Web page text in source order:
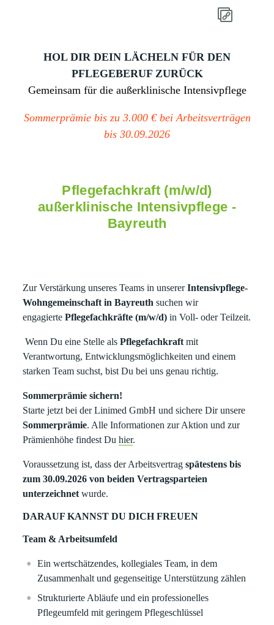
HOL DIR DEIN LÄCHELN FÜR DEN
PFLEGEBERUF ZURÜCK
Gemeinsam für die außerklinische Intensivpflege
Sommerprämie bis zu 3.000 € bei Arbeitsverträgen
bis 30.09.2026
Pflegefachkraft (m/w/d)
außerklinische Intensivpflege -
Bayreuth
Zur Verstärkung unseres Teams in unsererIntensivpflege-
Wohngemeinschaft in Bayreuth suchen wir
engagiertePflegefachkräfte (m/w/d) in Voll- oder Teilzeit.
Wenn Du eine Stelle alsPflegefachkraft mit
Verantwortung, Entwicklungsmöglichkeiten und einem
starken Team suchst, bist Du bei uns genau richtig.
Sommerprämie sichern!
Starte jetzt bei der Linimed GmbH und sichere Dir unsere
Sommerprämie. Alle Informationen zur Aktion und zur
Prämienhöhe findest Duhier.
Voraussetzung ist, dass der Arbeitsvertragspätestens bis
zum 30.09.2026 von beiden Vertragsparteien
unterzeichnet wurde.
DARAUF KANNST DU DICH FREUEN
Team & Arbeitsumfeld
Ein wertschätzendes, kollegiales Team, in dem
Zusammenhalt und gegenseitige Unterstützung zählen
Strukturierte Abläufe und ein professionelles
Pflegeumfeld mit geringem Pflegeschlüssel